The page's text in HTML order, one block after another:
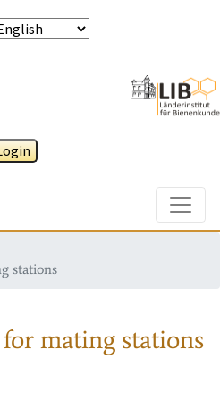
stations
mating stations